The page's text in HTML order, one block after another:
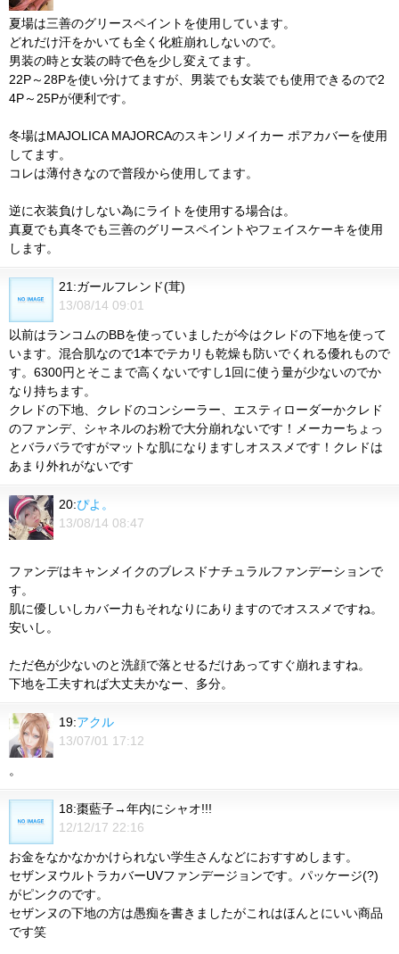
夏場は三善のグリースペイントを使用しています。
どれだけ汗をかいても全く化粧崩れしないので。
男装の時と女装の時で色を少し変えてます。
22P～28Pを使い分けてますが、男装でも女装でも使用できるので2
4P～25Pが便利です。
冬場はMAJOLICA MAJORCAのスキンリメイカー ポアカバーを使用
してます。
コレは薄付きなので普段から使用してます。
逆に衣装負けしない為にライトを使用する場合は。
真夏でも真冬でも三善のグリースペイントやフェイスケーキを使用
します。
21:ガールフレンド(茸)
13/08/14 09:01
以前はランコムのBBを使っていましたが今はクレドの下地を使って
います。混合肌なので1本でテカリも乾燥も防いでくれる優れもので
す。6300円とそこまで高くないですし1回に使う量が少ないのでか
なり持ちます。
クレドの下地、クレドのコンシーラー、エスティローダーかクレド
のファンデ、シャネルのお粉で大分崩れないです！メーカーちょっ
とバラバラですがマットな肌になりますしオススメです！クレドは
あまり外れがないです
20:ぴよ。
13/08/14 08:47
ファンデはキャンメイクのブレスドナチュラルファンデーションで
す。
肌に優しいしカバー力もそれなりにありますのでオススメですね。
安いし。
ただ色が少ないのと洗顔で落とせるだけあってすぐ崩れますね。
下地を工夫すれば大丈夫かなー、多分。
19:アクル
13/07/01 17:12
。
18:棗藍子→年内にシャオ!!!
12/12/17 22:16
お金をなかなかかけられない学生さんなどにおすすめします。
セザンヌウルトラカバーUVファンデージョンです。パッケージ(?)
がピンクのです。
セザンヌの下地の方は愚痴を書きましたがこれはほんとにいい商品
です笑